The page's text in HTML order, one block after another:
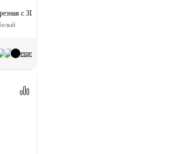
еще
с 3D-регулировкой